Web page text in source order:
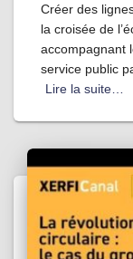
Créer des
la croisée de
accompagnant
service public
Lire la suite…